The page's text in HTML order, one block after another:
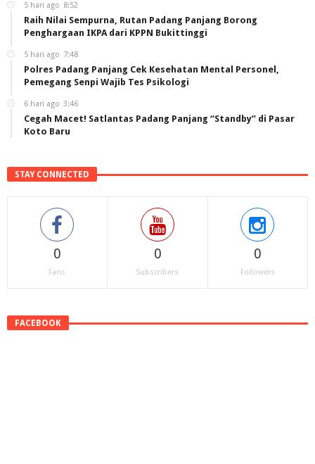
5 hari ago 8:52
Raih Nilai Sempurna, Rutan Padang Panjang Borong
Penghargaan IKPA dari KPPN Bukittinggi
5 hari ago 7:48
Polres Padang Panjang Cek Kesehatan Mental Personel,
Pemegang Senpi Wajib Tes Psikologi
6 hari ago 3:46
Cegah Macet! Satlantas Padang Panjang “Standby” di Pasar
Koto Baru
STAY CONNECTED
0
Fans
0
Subscribers
0
Followers
FACEBOOK